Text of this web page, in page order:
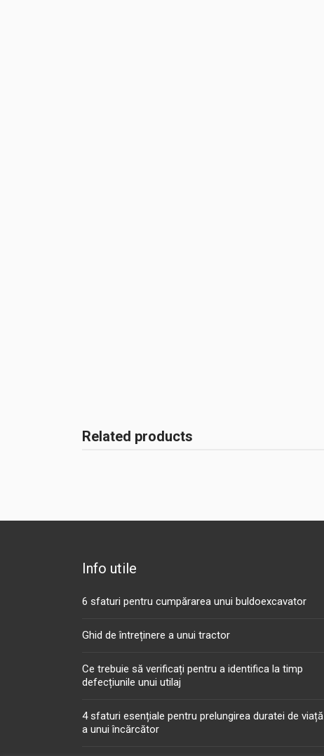
Related products
Info utile
6 sfaturi pentru cumpărarea unui buldoexcavator
Ghid de întreținere a unui tractor
Ce trebuie să verificați pentru a identifica la timp
defecțiunile unui utilaj
4 sfaturi esențiale pentru prelungirea duratei de viață
a unui încărcător